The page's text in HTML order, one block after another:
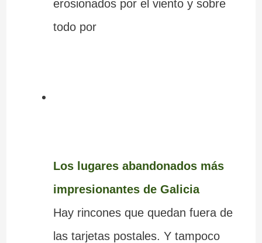
erosionados por el viento y sobre
todo por
Los lugares abandonados más
impresionantes de Galicia
Hay rincones que quedan fuera de
las tarjetas postales. Y tampoco